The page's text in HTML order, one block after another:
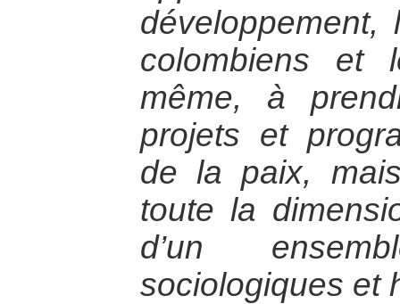
développement,
colombiens et
même, à
projets et
de la paix,
toute la
d’un
sociologiques et